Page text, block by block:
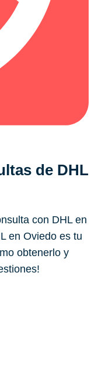
de DHL
con DHL en
en Oviedo es tu
obtenerlo y